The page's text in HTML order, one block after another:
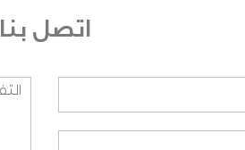
وعلى أي اساس تم اختيارهم؟
اتصل بنا